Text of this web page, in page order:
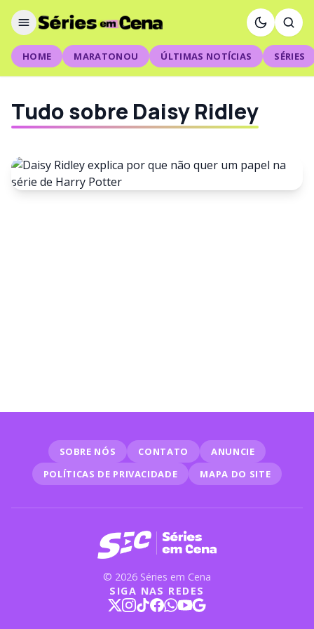
HOME MARATONOU ÚLTIMAS NOTÍCIAS SÉRIES
Tudo sobre Daisy Ridley
SOBRE NÓS CONTATO
ANUNCIE
POLÍTICAS DE PRIVACIDADE
MAPA DO SITE
© 2026 Séries em Cena
SIGA NAS REDES